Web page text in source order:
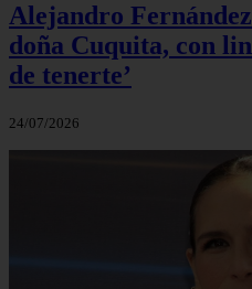
Alejandro
doña Cuquita, con
de tenerte’
24/07/2026